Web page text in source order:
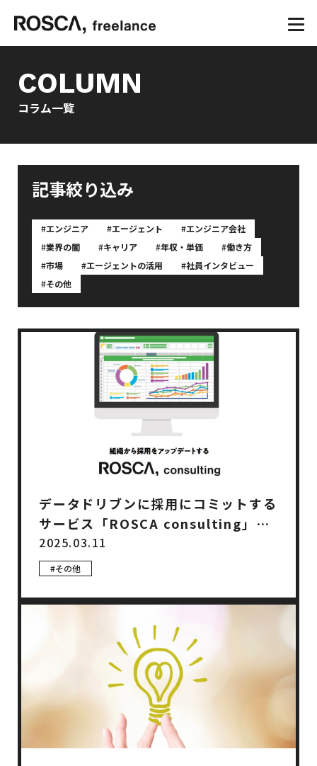
COLUMN
コラム一覧
記事絞り込み
#エンジニア #エージェント #エンジニア会社
#業界の闇 #キャリア #年収・単価 #働き方
#市場 #エージェントの活用 #社員インタビュー
#その他
データドリブンに採用にコミットする
サービス「ROSCA consulting」は
じめました。
2025.03.11
#その他